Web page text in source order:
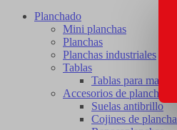
Planchado
Mini planchas
Planchas
Planchas industriales
Tablas
Tablas para mangas
Accesorios de planchado
Suelas antibrillo
Cojines de